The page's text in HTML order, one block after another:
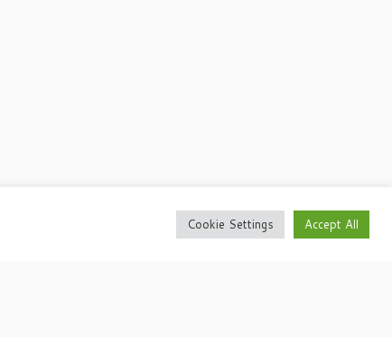
Cookie Settings Accept All